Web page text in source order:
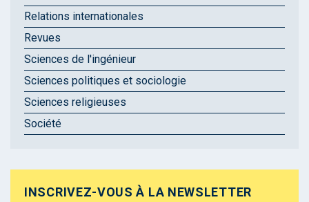
Relations internationales
Revues
Sciences de l'ingénieur
Sciences politiques et sociologie
Sciences religieuses
Société
INSCRIVEZ-VOUS À LA NEWSLETTER